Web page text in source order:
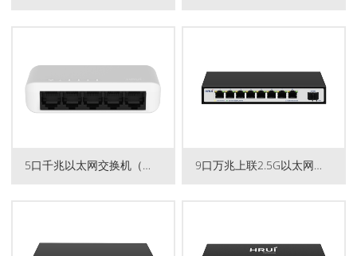
5口千兆以太网交换机（塑胶... 9口万兆上联2.5G以太网交换...